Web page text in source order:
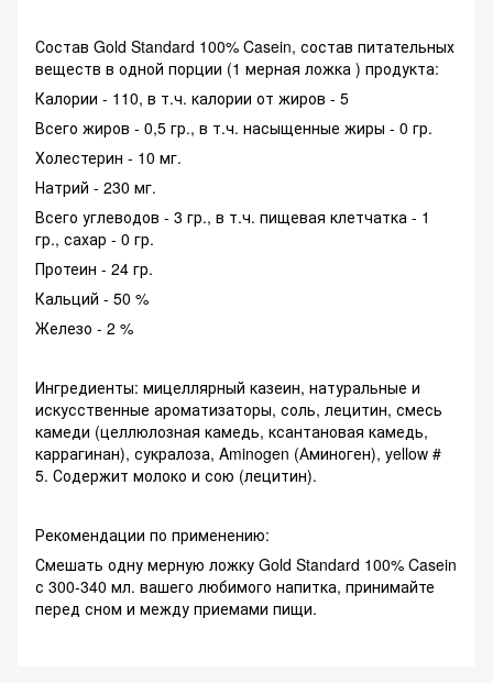
Состав Gold Standard 100% Casein, состав питательных
веществ в одной порции (1 мерная ложка ) продукта:
Калории - 110, в т.ч. калории от жиров - 5
Всего жиров - 0,5 гр., в т.ч. насыщенные жиры - 0 гр.
Холестерин - 10 мг.
Натрий - 230 мг.
Всего углеводов - 3 гр., в т.ч. пищевая клетчатка - 1
гр., сахар - 0 гр.
Протеин - 24 гр.
Кальций - 50 %
Железо - 2 %
Ингредиенты: мицеллярный казеин, натуральные и
искусственные ароматизаторы, соль, лецитин, смесь
камеди (целлюлозная камедь, ксантановая камедь,
каррагинан), сукралоза, Aminogen (Аминоген), yellow #
5. Содержит молоко и сою (лецитин).
Рекомендации по применению:
Смешать одну мерную ложку Gold Standard 100% Casein
с 300-340 мл. вашего любимого напитка, принимайте
перед сном и между приемами пищи.